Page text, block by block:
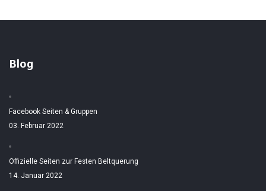
Blog
Facebook Seiten & Gruppen
03. Februar 2022
Offizielle Seiten zur Festen Beltquerung
14. Januar 2022